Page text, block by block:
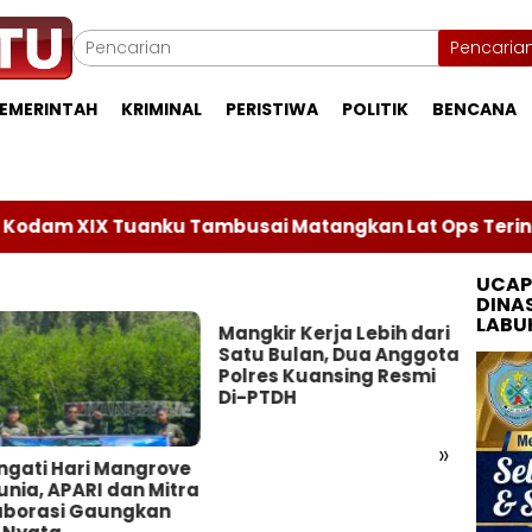
KRIMINAL PERISTIWA POLITIK BENCANA
Tuanku Tambusai Matangkan Lat Ops Terintegrasi
»
Hari Mangrove
APARI dan Mitra
Gaungkan
Mangkir Kerja Lebih dari
Satu Bulan, Dua Anggota
Polres Kuansing Resmi
Di-PTDH
Tiga
Miliar